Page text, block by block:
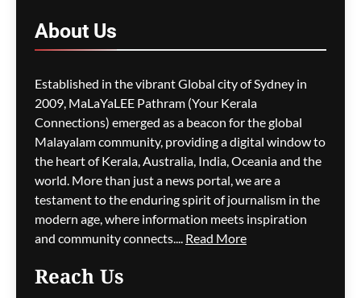
സർക്കാരിനെതിരെ
പ്രവാസികളിൽ ആശങ്ക
ഗീത ദാസ്‌ 7 hours ago
ജീവനക്കാരുടെ ക്ഷാമം –
സിഡ്നി
വിമാനത്താവളത്തിൽ
നൂറിലധികം സർവീസുകൾ
വൈകി
About Us
Established in the vibrant Global city of Sydney in
2009, MaLaYaLEE Pathram (Your Kerala
Connections) emerged as a beacon for the global
Malayalam community, providing a digital window to
the heart of Kerala, Australia, India, Oceania and the
world. More than just a news portal, we are a
testament to the enduring spirit of journalism in the
modern age, where information meets inspiration
and community connects.... Read More
Reach Us